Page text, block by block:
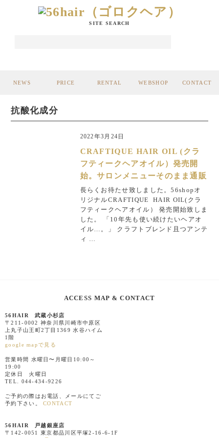
SITE SEARCH
NEWS PRICE RENTAL WEBSHOP CONTACT
抗酸化成分
2022年3月24日
CRAFTIQUE HAIR OIL (クラ
フティークヘアオイル）発売開
始。サロンメニューそのまま通販
長らくお待たせ致しました。56shopオ
リジナルCRAFTIQUE HAIR OIL(クラ
フティークヘアオイル） 発売開始致しま
した。 「10年先も使い続けたいヘアオ
イル…。」 クラフトブレンド且つアンテ
ィ …
ACCESS MAP & CONTACT
56HAIR 武蔵小杉店
〒211-0002 神奈川県川崎市中原区
上丸子山王町2丁目1369 水谷ハイム
1階
google mapで見る
営業時間 水曜日〜月曜日10:00～
19:00
定休日 火曜日
TEL. 044-434-9226
ご予約の際はお電話、メールにてご
予約下さい。CONTACT
56HAIR 戸越銀座店
〒142-0051 東京都品川区平塚2-16-6-1F